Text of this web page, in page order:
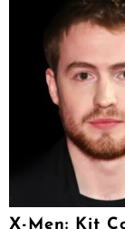
X-Men: Kit